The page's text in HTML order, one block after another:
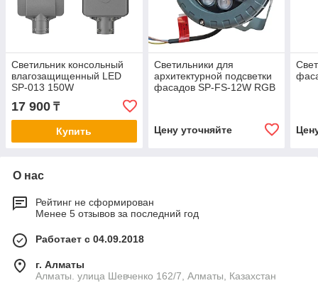
Светильник консольный
влагозащищенный LED
SP-013 150W
17 900 ₸
Купить
Светильники для
архитектурной подсветки
фасадов SP-FS-12W RGB
Цену уточняйте
О нас
Рейтинг не сформирован
Менее 5 отзывов за последний год
Работает с 04.09.2018
г. Алматы
Алматы. улица Шевченко 162/7, Алматы, Казахстан